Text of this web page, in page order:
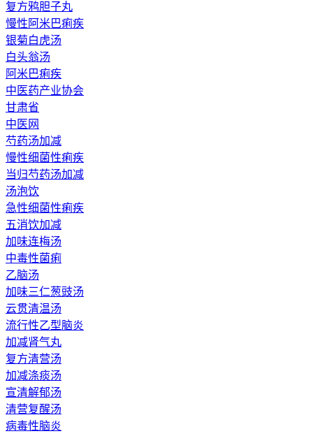
复方鸦胆子丸
慢性阿米巴痢疾
银菊白虎汤
白头翁汤
阿米巴痢疾
中医药产业协会
甘肃省
中医网
芍药汤加减
慢性细菌性痢疾
当归芍药汤加减
汤泡饮
急性细菌性痢疾
五消饮加减
加味连梅汤
中毒性菌痢
乙脑汤
加味三仁葱豉汤
云贯清温汤
流行性乙型脑炎
加减肾气丸
复方清营汤
加减涤痰汤
宣清解郁汤
清营复醒汤
病毒性脑炎